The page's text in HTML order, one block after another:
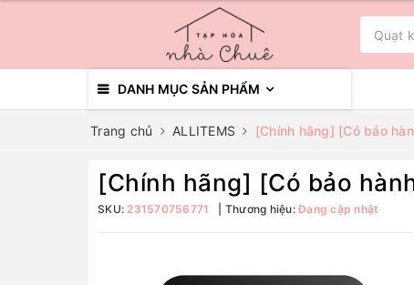
DANH MỤC SẢN PHẨM
Trang chủ ALLITEMS [Chính hãng] [Có bảo
[Chính hãng] [Có bảo
SKU: 231570756771 Thương hiệu:Đang cập nhật